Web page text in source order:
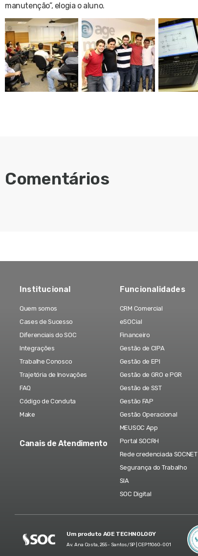
manutenção”, elogia o aluno.
Comentários
Institucional
Quem somos
Cases de Sucesso
Diferenciais do SOC
Integrações
Trabalhe Conosco
Trajetória de Inovações
FAQ
Código de Conduta
Make
Canais de Atendimento
Funcionalidades
CRM Comercial
eSOCial
Financeiro
Gestão de CIPA
Gestão de EPI
Gestão de GRO e PGR
Gestão de SST
Gestão FAP
Gestão Operacional
MEUSOC App
Portal SOCRH
Rede credenciada SOCNET
Segurança do Trabalho
SIA
SOC Digital
Um produto AGE TECHNOLOGY
Av. Ana Costa, 255 - Santos/SP | CEP 11060-001